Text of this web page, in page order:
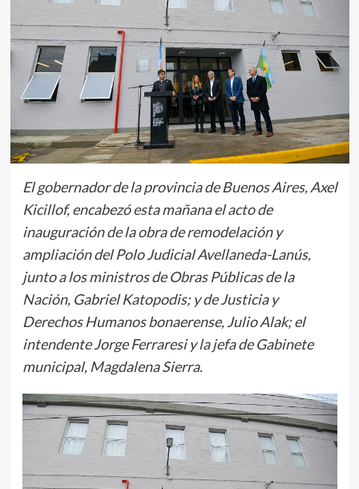
El gobernador de la provincia de Buenos Aires, Axel
Kicillof, encabezó esta mañana el acto de
inauguración de la obra de remodelación y
ampliación del Polo Judicial Avellaneda-Lanús,
junto a los ministros de Obras Públicas de la
Nación, Gabriel Katopodis; y de Justicia y
Derechos Humanos bonaerense, Julio Alak; el
intendente Jorge Ferraresi y la jefa de Gabinete
municipal, Magdalena Sierra.